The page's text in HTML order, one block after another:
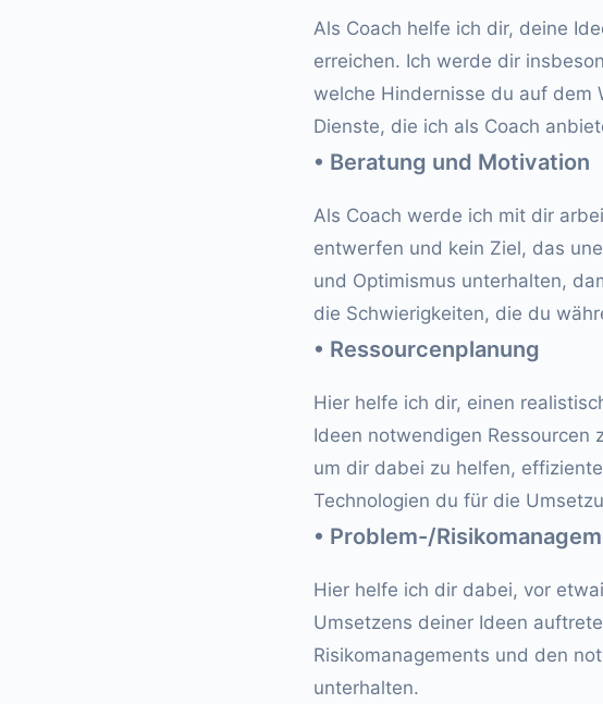
Als Coach helfe ich dir, deine
erreichen. Ich werde dir
welche Hindernisse du auf dem
Dienste, die ich als Coach
• Beratung und Motivation
Als Coach werde ich mit dir
entwerfen und kein Ziel, das
und Optimismus unterhalten,
die Schwierigkeiten, die du
• Ressourcenplanung
Hier helfe ich dir, einen
Ideen notwendigen
um dir dabei zu helfen,
Technologien du für die
• Problem-/
Hier helfe ich dir dabei, vor
Umsetzens deiner Ideen
Risikomanagements und den
unterhalten.